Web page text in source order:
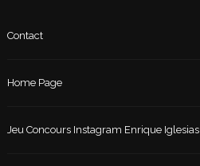
Contact
Home Page
Jeu Concours Instagram Enrique Iglesias